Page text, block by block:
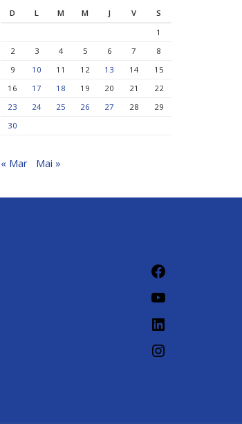
D L M M J V
S
1
2
3 4 5 6 7
8
9
10 11 12 13 14
15
16
17 18 19 20 21
22
23
24 25 26 27 28
29
30
« Mar Mai »